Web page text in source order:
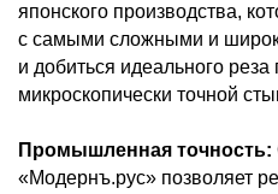
японского производства,
с самыми сложными и
и добиться идеального реза
микроскопически точной
Промышленная точность:
«Модернъ.рус» позволяет